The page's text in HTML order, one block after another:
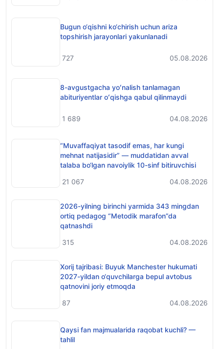
Bugun o‘qishni ko‘chirish uchun ariza
topshirish jarayonlari yakunlanadi
727 05.08.2026
8-avgustgacha yoʻnalish tanlamagan
abituriyentlar oʻqishga qabul qilinmaydi
1 689 04.08.2026
“Muvaffaqiyat tasodif emas, har kungi
mehnat natijasidir” — muddatidan avval
talaba bo‘lgan navoiylik 10-sinf bitiruvchisi
21 067
04.08.2026
2026-yilning birinchi yarmida 343 mingdan
ortiq pedagog “Metodik marafon”da
qatnashdi
315
04.08.2026
Xorij tajribasi: Buyuk Manchester hukumati
2027-yildan o‘quvchilarga bepul avtobus
qatnovini joriy etmoqda
87
04.08.2026
Qaysi fan majmualarida raqobat kuchli? —
tahlil